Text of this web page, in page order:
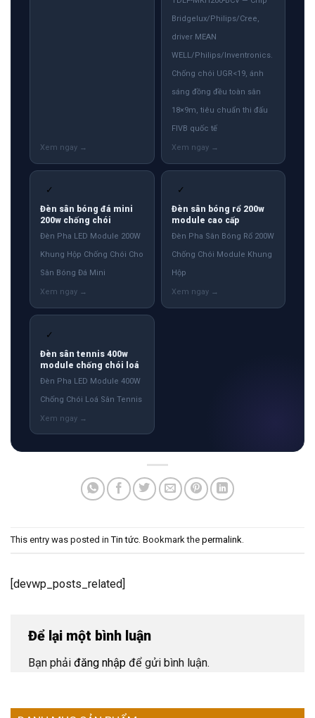
Bridgelux/Philips/Cree,
driver MEAN
WELL/Philips/Inventronics.
Chống chói UGR<19, ánh
sáng đồng đều toàn sân
18×9m, tiêu chuẩn thi đấu
FIVB quốc tế
✓
Đèn sân bóng đá mini
200w chống chói
Đèn Pha LED Module 200W
Khung Hộp Chống Chói Cho
Sân Bóng Đá Mini
✓
Đèn sân bóng rổ 200w
module cao cấp
Đèn Pha Sân Bóng Rổ 200W
Chống Chói Module Khung
Hộp
✓
Đèn sân tennis 400w
module chống chói loá
Đèn Pha LED Module 400W
Chống Chói Loá Sân Tennis
This entry was posted inTin tức . Bookmark the permalink
[devwp_posts_related]
Để lại một bình luận
Bạn phải đăng nhập để gửi bình luận.